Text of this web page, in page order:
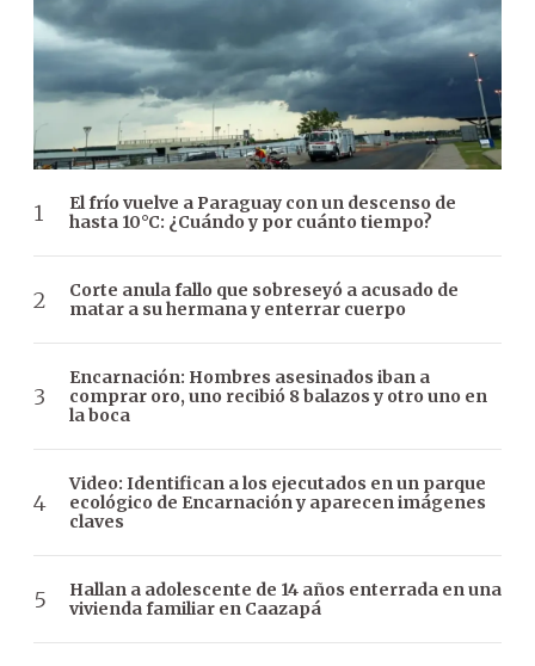
El frío vuelve a Paraguay con un descenso de
hasta 10°C: ¿Cuándo y por cuánto tiempo?
Corte anula fallo que sobreseyó a acusado de
matar a su hermana y enterrar cuerpo
Encarnación: Hombres asesinados iban a
comprar oro, uno recibió 8 balazos y otro uno en
la boca
Video: Identifican a los ejecutados en un parque
ecológico de Encarnación y aparecen imágenes
claves
Hallan a adolescente de 14 años enterrada en una
vivienda familiar en Caazapá